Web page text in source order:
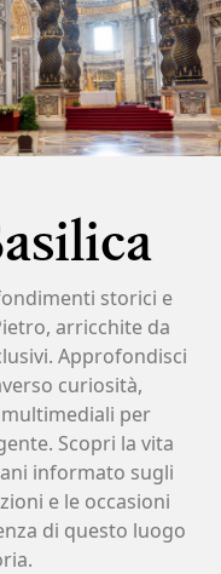
storici e
arricchite da
Approfondisci
curiosità,
per
Scopri la vita
informato sugli
e le occasioni
di questo luogo